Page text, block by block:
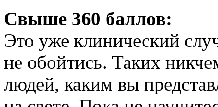
Свыше 360 баллов:
Это уже клинический
не обойтись. Таких
людей, каким вы